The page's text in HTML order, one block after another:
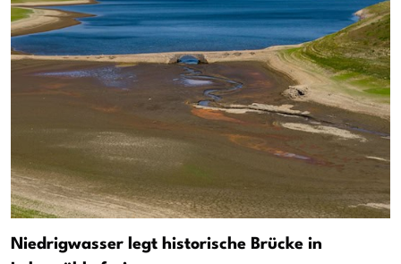
Niedrigwasser legt historische Brücke in